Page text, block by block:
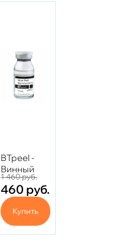
BTpeel -
Винный
пилинг
10% 10 мл.
1 460руб.
460 руб.
Купить